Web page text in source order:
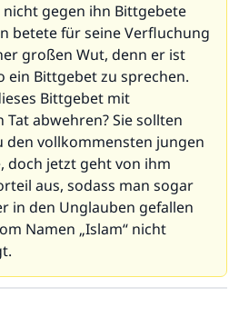
gegen ihn Bittgebete
betete für seine Verfluchung
großen Wut, denn er ist
ein Bittgebet zu sprechen.
Bittgebet mit
abwehren? Sie sollten
den vollkommensten jungen
doch jetzt geht von ihm
aus, sodass man sogar
in den Unglauben gefallen
Namen „Islam“ nicht